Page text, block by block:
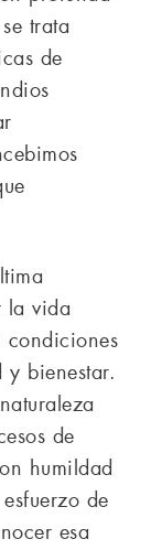
trata
de
la vida
condiciones
y bienestar.
de
humildad
de
esa